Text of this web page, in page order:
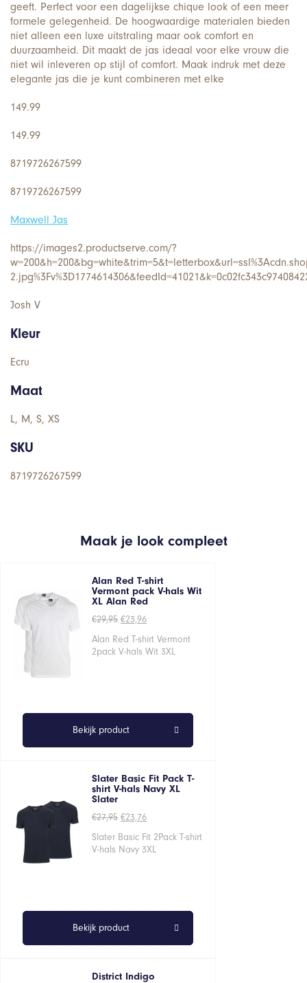
geeft. Perfect voor een dagelijkse chique look of een meer
formele gelegenheid. De hoogwaardige materialen bieden
niet alleen een luxe uitstraling maar ook comfort en
duurzaamheid. Dit maakt de jas ideaal voor elke vrouw die
niet wil inleveren op stijl of comfort. Maak indruk met deze
elegante jas die je kunt combineren met elke
149.99
149.99
8719726267599
8719726267599
Maxwell Jas
https://images2.productserve.com/?
Josh V
Kleur
Ecru
Maat
L, M, S, XS
SKU
8719726267599
Maak je look compleet
Alan Red T-shirt
Vermont pack V-hals Wit
XL Alan Red
€29,95 Oorspronkelijke
was:
€29,95.
€23,96Huidige
is:
€23,96.
Alan Red T-shirt Vermont
2pack V-hals Wit 3XL
Bekijk product
Slater Basic Fit Pack T-
shirt V-hals Navy XL
Slater
€27,95 Oorspronkelijke
was:
€27,95.
€23,76Huidige
is:
€23,76.
Slater Basic Fit 2Pack T-shirt
V-hals Navy 3XL
Bekijk product
District Indigo